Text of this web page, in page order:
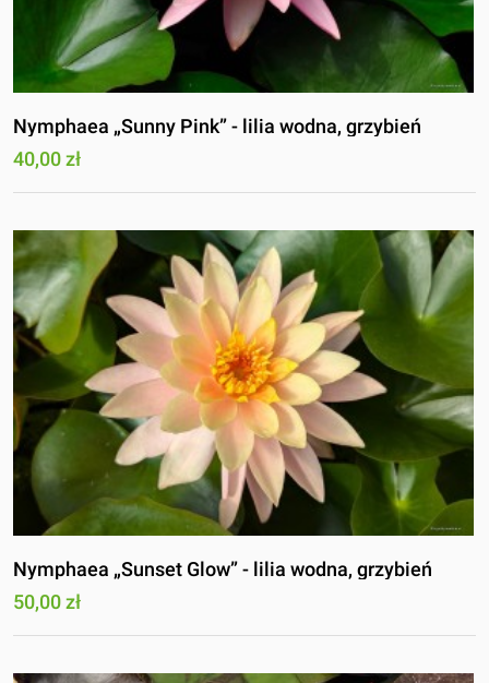
Nymphaea „Sunny Pink” - lilia wodna, grzybień
40,00 zł
Nymphaea „Sunset Glow” - lilia wodna, grzybień
50,00 zł